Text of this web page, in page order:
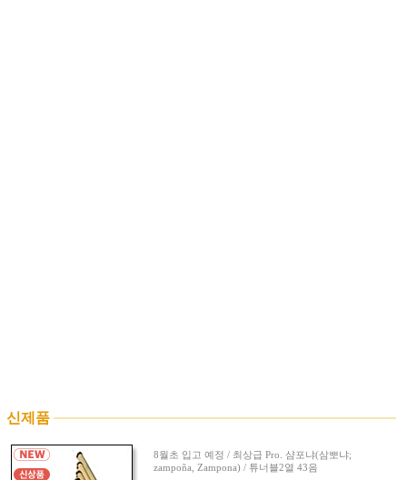
신제품
8월초 입고 예정 / 최상급 Pro. 샴포냐(삼뽀냐;
zampoña, Zampona) / 튜너블2열 43음